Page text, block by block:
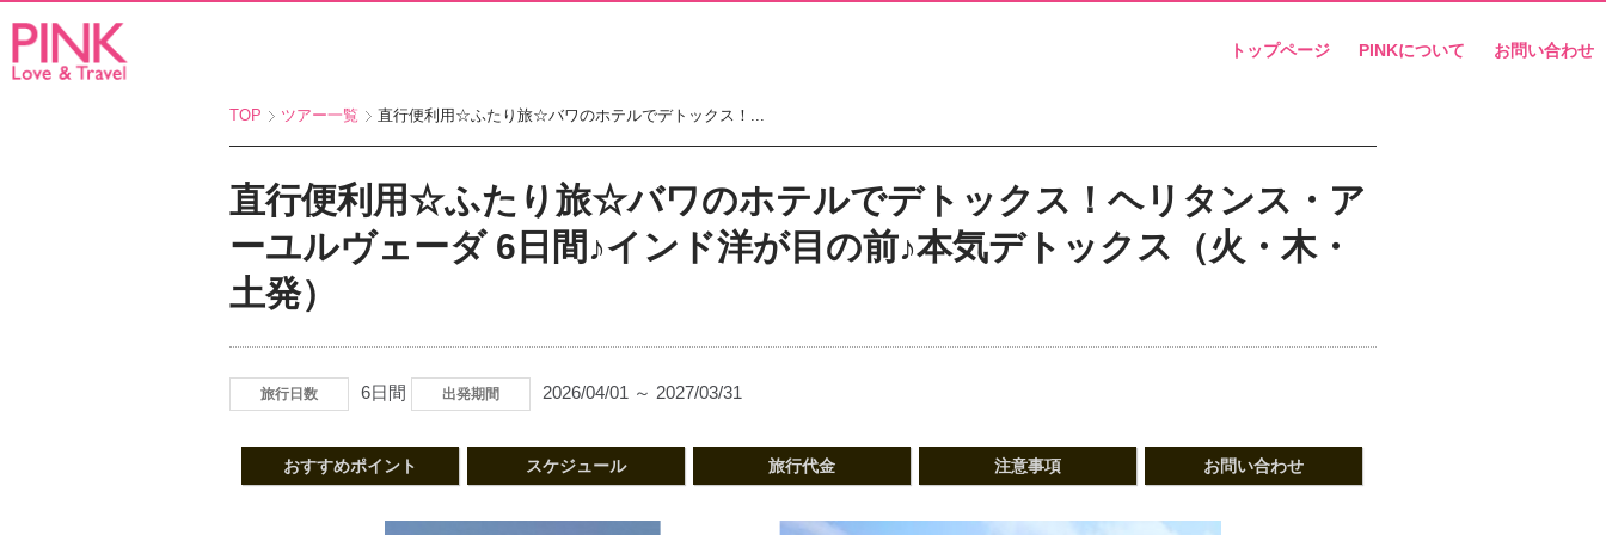
トップページ PINKについて お問い合わせ
TOP ツアー一覧 直行便利用☆ふたり旅☆バワのホテルでデトックス！...
直行便利用☆ふたり旅☆バワのホテルでデトックス！ヘリタンス・ア
ーユルヴェーダ 6日間♪インド洋が目の前♪本気デトックス（火・木・
土発）
旅行日数 6日間 出発期間 2026/04/01 ～ 2027/03/31
おすすめポイント スケジュール 旅行代金 注意事項 お問い合わせ